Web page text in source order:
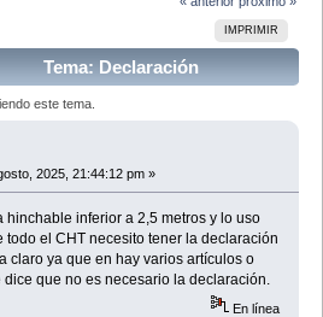
IMPRIMIR
Tema: Declaración
metros CHT (Leído 16807
este tema.
2025, 21:44:12 pm »
hinchable inferior a 2,5 metros y lo uso
todo el CHT necesito tener la declaración
claro ya que en hay varios artículos o
que no es necesario la declaración.
En línea